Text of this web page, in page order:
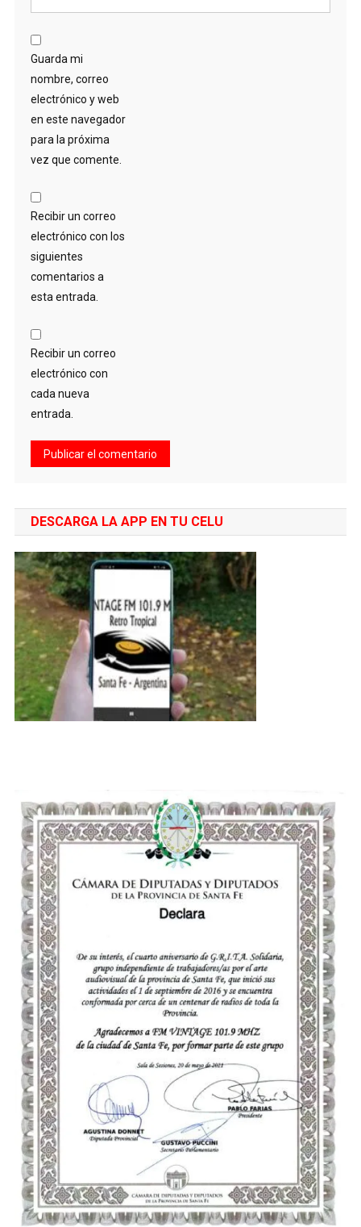
Guarda mi
nombre, correo
electrónico y web
en este navegador
para la próxima
vez que comente.
Recibir un correo
electrónico con los
siguientes
comentarios a
esta entrada.
Recibir un correo
electrónico con
cada nueva
entrada.
DESCARGA LA APP EN TU CELU